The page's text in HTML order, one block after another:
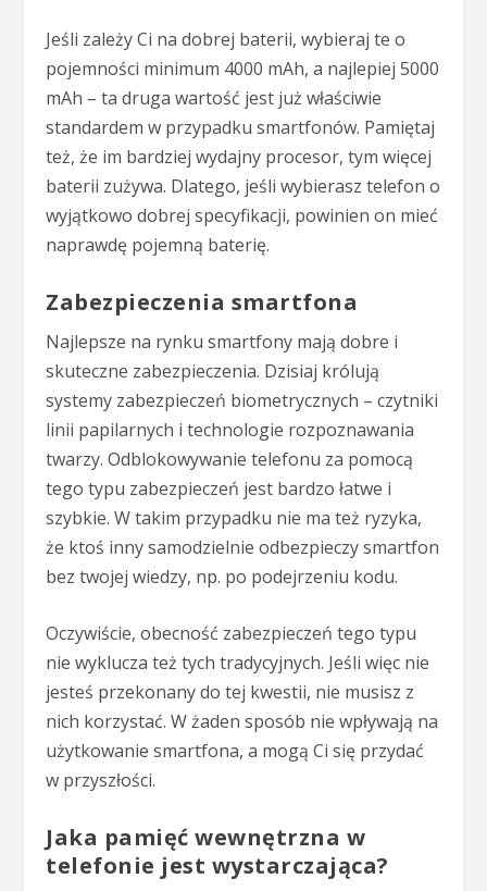
Jeśli zależy Ci na dobrej baterii, wybieraj te o
pojemności minimum 4000 mAh, a najlepiej 5000
mAh – ta druga wartość jest już właściwie
standardem w przypadku smartfonów. Pamiętaj
też, że im bardziej wydajny procesor, tym więcej
baterii zużywa. Dlatego, jeśli wybierasz telefon o
wyjątkowo dobrej specyfikacji, powinien on mieć
naprawdę pojemną baterię.
Zabezpieczenia smartfona
Najlepsze na rynku smartfony mają dobre i
skuteczne zabezpieczenia. Dzisiaj królują
systemy zabezpieczeń biometrycznych – czytniki
linii papilarnych i technologie rozpoznawania
twarzy. Odblokowywanie telefonu za pomocą
tego typu zabezpieczeń jest bardzo łatwe i
szybkie. W takim przypadku nie ma też ryzyka,
że ktoś inny samodzielnie odbezpieczy smartfon
bez twojej wiedzy, np. po podejrzeniu kodu.
Oczywiście, obecność zabezpieczeń tego typu
nie wyklucza też tych tradycyjnych. Jeśli więc nie
jesteś przekonany do tej kwestii, nie musisz z
nich korzystać. W żaden sposób nie wpływają na
użytkowanie smartfona, a mogą Ci się przydać
w przyszłości.
Jaka pamięć wewnętrzna w
telefonie jest wystarczająca?